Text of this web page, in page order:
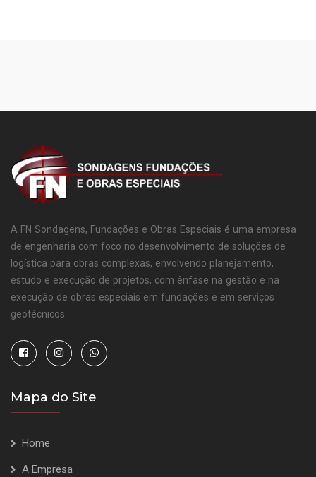
A FN Sondagens, Fundações e Obras Especiais é uma empresa
de engenharia com foco no desenvolvimento de soluções de
logística para obras complexas, envolvendo planejamento,
estudo e execução de projetos, com ênfase na gestão e na
execução de obras especiais em fundações e em serviços
geotécnicos.
Mapa do Site
Home
A Empresa